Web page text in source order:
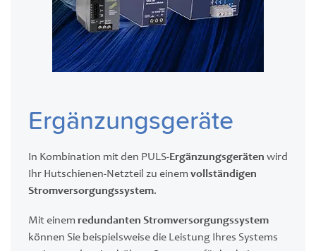
Ergänzungsgeräte
In Kombination mit den PULS-Ergänzungsgeräten wird
Ihr Hutschienen-Netzteil zu einem vollständigen
Stromversorgungssystem.
Mit einem redundanten Stromversorgungssystem
können Sie beispielsweise die Leistung Ihres Systems